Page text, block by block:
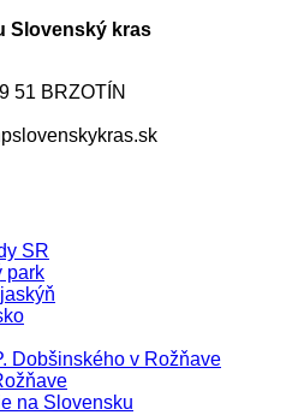
Slovenský kras
51 BRZOTÍN
SR
park
Dobšinského v Rožňave
na Slovensku